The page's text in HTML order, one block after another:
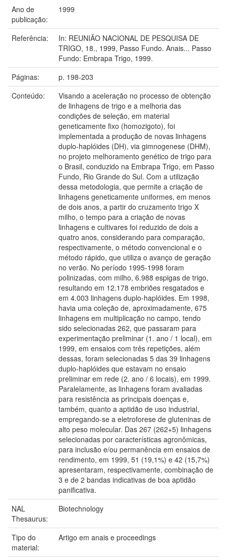
Ano de
publicação:
1999
Referência:
In: REUNIÃO NACIONAL DE PESQUISA DE
TRIGO, 18., 1999, Passo Fundo. Anais... Passo
Fundo: Embrapa Trigo, 1999.
Páginas:
p. 198-203
Conteúdo:
Visando a aceleração no processo de obtenção
de linhagens de trigo e a melhoria das
condições de seleção, em material
geneticamente fixo (homozigoto), foi
implementada a produção de novas linhagens
duplo-haplóides (DH), via gimnogenese (DHM),
no projeto melhoramento genético de trigo para
o Brasil, conduzido na Embrapa Trigo, em Passo
Fundo, Rio Grande do Sul. Com a utilização
dessa metodologia, que permite a criação de
linhagens geneticamente uniformes, em menos
de dois anos, a partir do cruzamento trigo X
milho, o tempo para a criação de novas
linhagens e cultivares foi reduzido de dois a
quatro anos, considerando para comparação,
respectivamente, o método convencional e o
método rápido, que utiliza o avanço de geração
no verão. No período 1995-1998 foram
polinizadas, com milho, 6.988 espigas de trigo,
resultando em 12.178 embriões resgatados e
em 4.003 linhagens duplo-haplóides. Em 1998,
havia uma coleção de, aproximadamente, 675
linhagens em multiplicação no campo, tendo
sido selecionadas 262, que passaram para
experimentação preliminar (1. ano / 1 local), em
1999, em ensaios com três repetições, além
dessas, foram selecionadas 5 das 39 linhagens
duplo-haplóides que estavam no ensaio
preliminar em rede (2. ano / 6 locais), em 1999.
Paralelamente, as linhagens foram avaliadas
para resistência as principais doenças e,
também, quanto a aptidão de uso industrial,
empregando-se a eletroforese de gluteninas de
alto peso molecular. Das 267 (262+5) linhagens
selecionadas por características agronômicas,
para inclusão e/ou permanência em ensaios de
rendimento, em 1999, 51 (19,1%) e 42 (15,7%)
apresentaram, respectivamente, combinação de
3 e de 2 bandas indicativas de boa aptidão
panificativa.
NAL
Thesaurus:
Biotechnology
Tipo do
material:
Artigo em anais e proceedings